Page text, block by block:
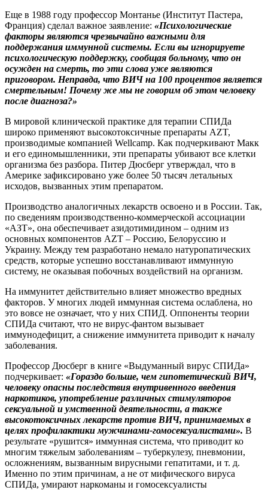
Еще в 1988 году профессор Монтанье (Институт Пастера,
Франция) сделал важное заявление: «Психологические
факторы являются чрезвычайно важными для
поддержания иммунной системы. Если вы игнорируете
психологическую поддержку, сообщая больному, что он
осужден на смерть, то эти слова уже являются
приговором. Неправда, что ВИЧ на 100 процентов является
смертельным! Почему же мы не говорим об этом человеку
после диагноза?»
В мировой клинической практике для терапии СПИДа
широко применяют высокотоксичные препараты AZT,
производимые компанией Wellcamp. Как подчеркивают Макк
и его единомышленники, эти препараты убивают все клетки
организма без разбора. Питер Дюсберг утверждал, что в
Америке зафиксировано уже более 50 тысяч летальных
исходов, вызванных этим препаратом.
Производство аналогичных лекарств освоено и в России. Так,
по сведениям производственно-коммерческой ассоциации
«АЗТ», она обеспечивает азидотимидином – одним из
основных компонентов AZT – Россию, Белоруссию и
Украину. Между тем разработано немало натуропатических
средств, которые успешно восстанавливают иммунную
систему, не оказывая побочных воздействий на организм.
На иммунитет действительно влияет множество вредных
факторов. У многих людей иммунная система ослаблена, но
это вовсе не означает, что у них СПИД. Оппоненты теории
СПИДа считают, что не вирус-фантом вызывает
иммунодефицит, а снижение иммунитета приводит к началу
заболевания.
Профессор Дюсберг в книге «Выдуманный вирус СПИДа»
подчеркивает: «Гораздо больше, чем гипотетический ВИЧ,
человеку опасны последствия внутривенного введения
наркотиков, употребление различных стимуляторов
сексуальной и умственной деятельности, а также
высокотоксичных лекарств против ВИЧ, принимаемых в
целях профилактики мужчинами-гомосексуалистами». В
результате «рушится» иммунная система, что приводит ко
многим тяжелым заболеваниям – туберкулезу, пневмонии,
осложнениям, вызванным вирусными гепатитами, и т. д.
Именно по этим причинам, а не от мифического вируса
СПИДа, умирают наркоманы и гомосексуалисты